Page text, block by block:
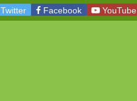
Twitter Facebook YouTube